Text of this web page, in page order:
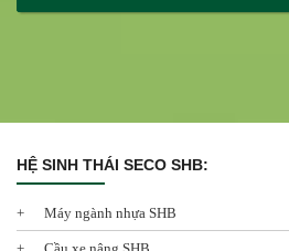
HỆ SINH THÁI SECO SHB:
Máy ngành nhựa SHB